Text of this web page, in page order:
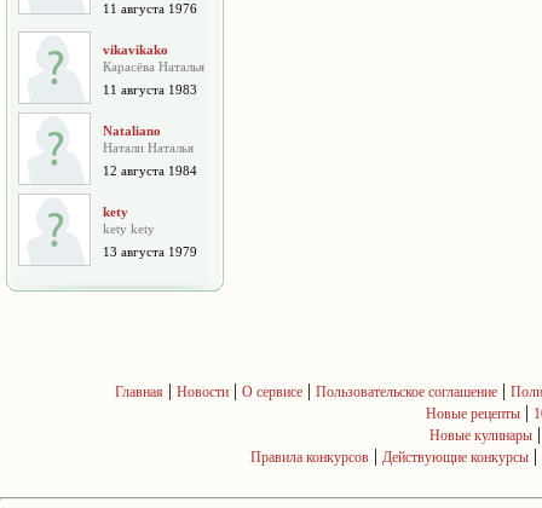
11 августа 1976
vikavikako
Карасёва Наталья
11 августа 1983
Nataliano
Натали Наталья
12 августа 1984
kety
kety kety
13 августа 1979
Главная | Новости| О сервисе| Пользовательское соглашение|
Новые рецепты |
Новые кулинары
Правила конкурсов | Действующие конкурсы |